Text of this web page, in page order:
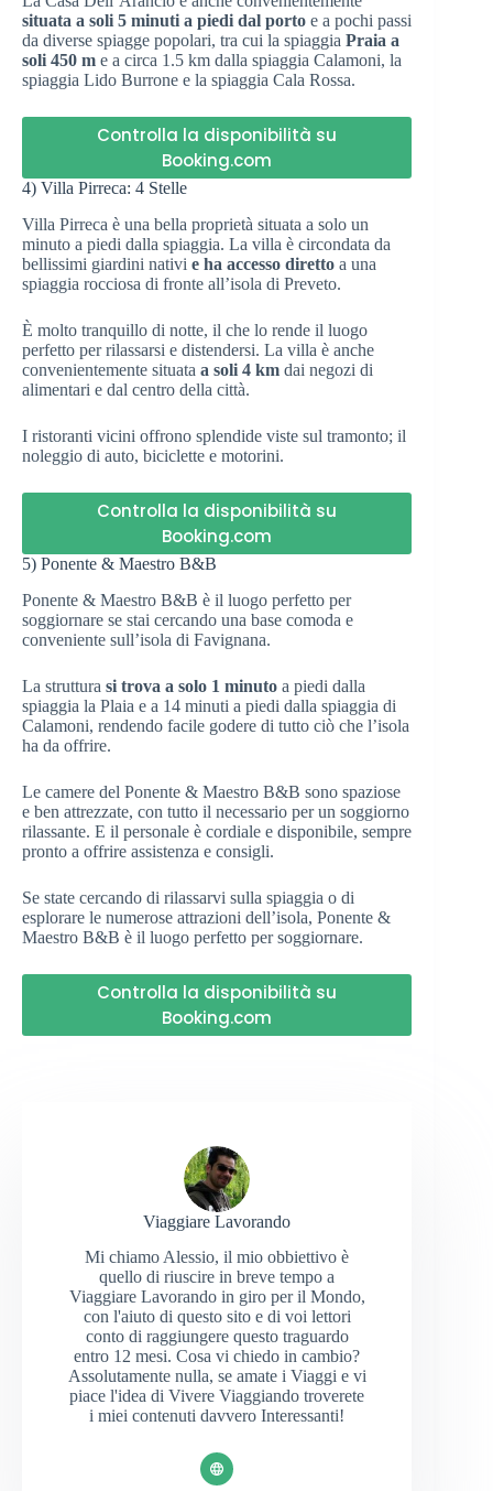
situata a soli 5 minuti a piedi dal porto e a pochi passi
da diverse spiagge popolari, tra cui la spiaggia Praia a
soli 450 m e a circa 1.5 km dalla spiaggia Calamoni, la
spiaggia Lido Burrone e la spiaggia Cala Rossa.
Controlla la disponibilità su
Booking.com
4) Villa Pirreca: 4 Stelle
Villa Pirreca è una bella proprietà situata a solo un
minuto a piedi dalla spiaggia. La villa è circondata da
bellissimi giardini nativi e ha accesso diretto a una
spiaggia rocciosa di fronte all’isola di Preveto.
È molto tranquillo di notte, il che lo rende il luogo
perfetto per rilassarsi e distendersi. La villa è anche
convenientemente situata a soli 4 km dai negozi di
alimentari e dal centro della città.
I ristoranti vicini offrono splendide viste sul tramonto; il
noleggio di auto, biciclette e motorini.
Controlla la disponibilità su
Booking.com
5) Ponente & Maestro B&B
Ponente & Maestro B&B è il luogo perfetto per
soggiornare se stai cercando una base comoda e
conveniente sull’isola di Favignana.
La struttura si trova a solo 1 minuto a piedi dalla
spiaggia la Plaia e a 14 minuti a piedi dalla spiaggia di
Calamoni, rendendo facile godere di tutto ciò che l’isola
ha da offrire.
Le camere del Ponente & Maestro B&B sono spaziose
e ben attrezzate, con tutto il necessario per un soggiorno
rilassante. E il personale è cordiale e disponibile, sempre
pronto a offrire assistenza e consigli.
Se state cercando di rilassarvi sulla spiaggia o di
esplorare le numerose attrazioni dell’isola, Ponente &
Maestro B&B è il luogo perfetto per soggiornare.
Controlla la disponibilità su
Booking.com
Viaggiare Lavorando
Mi chiamo Alessio, il mio obbiettivo è
quello di riuscire in breve tempo a
Viaggiare Lavorando in giro per il Mondo,
con l'aiuto di questo sito e di voi lettori
conto di raggiungere questo traguardo
entro 12 mesi. Cosa vi chiedo in cambio?
Assolutamente nulla, se amate i Viaggi e vi
piace l'idea di Vivere Viaggiando troverete
i miei contenuti davvero Interessanti!